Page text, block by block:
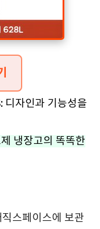
디자인과 기능성을
냉장고의 똑똑한
스페이스에 보관